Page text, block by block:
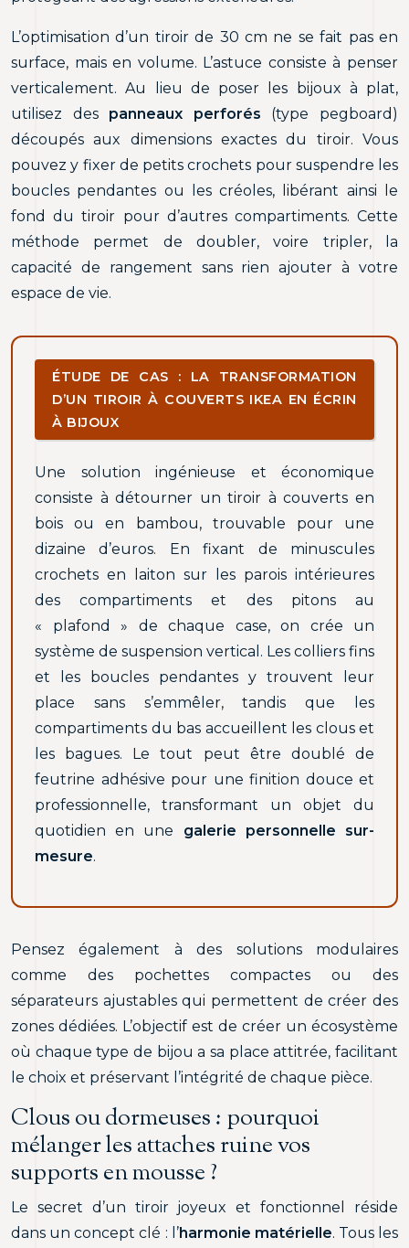
L’optimisation d’un tiroir de 30 cm ne se fait pas en
surface, mais en volume. L’astuce consiste à penser
verticalement. Au lieu de poser les bijoux à plat,
utilisez des panneaux perforés (type pegboard)
découpés aux dimensions exactes du tiroir. Vous
pouvez y fixer de petits crochets pour suspendre les
boucles pendantes ou les créoles, libérant ainsi le
fond du tiroir pour d’autres compartiments. Cette
méthode permet de doubler, voire tripler, la
capacité de rangement sans rien ajouter à votre
espace de vie.
ÉTUDE DE CAS : LA TRANSFORMATION
D’UN TIROIR À COUVERTS IKEA EN ÉCRIN
À BIJOUX
Une solution ingénieuse et économique
consiste à détourner un tiroir à couverts en
bois ou en bambou, trouvable pour une
dizaine d’euros. En fixant de minuscules
crochets en laiton sur les parois intérieures
des compartiments et des pitons au
« plafond » de chaque case, on crée un
système de suspension vertical. Les colliers fins
et les boucles pendantes y trouvent leur
place sans s’emmêler, tandis que les
compartiments du bas accueillent les clous et
les bagues. Le tout peut être doublé de
feutrine adhésive pour une finition douce et
professionnelle, transformant un objet du
quotidien en une galerie personnelle sur-
mesure.
Pensez également à des solutions modulaires
comme des pochettes compactes ou des
séparateurs ajustables qui permettent de créer des
zones dédiées. L’objectif est de créer un écosystème
où chaque type de bijou a sa place attitrée, facilitant
le choix et préservant l’intégrité de chaque pièce.
Clous ou dormeuses : pourquoi
mélanger les attaches ruine vos
supports en mousse ?
Le secret d’un tiroir joyeux et fonctionnel réside
dans un concept clé : l’harmonie matérielle. Tous les